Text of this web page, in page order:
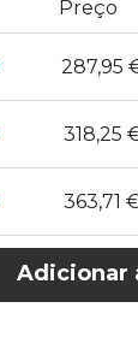
Preço
287,95
318,25
363,71
Adicionar